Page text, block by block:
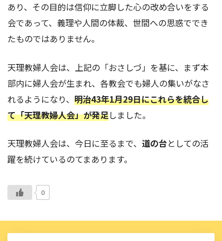
あり、その目的は信仰に立脚した心の改め合いをする
会であって、義理や人間の体裁、世間への思惑ででき
たものではありません。
天理教婦人会は、上記の「おさしづ」を基に、まず本
部内に婦人会が生まれ、各教会でも婦人の集いがなさ
れるようになり、 明治43年1月29日にこれらを統合し
て「天理教婦人会」が発足しました。
天理教婦人会は、今日に至るまで、 道の台としての活
躍を続けているのてまあります。
0